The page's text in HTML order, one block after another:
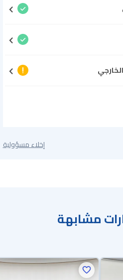
إخلاء مسؤولية
مشابهة